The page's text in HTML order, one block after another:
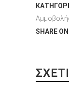
SHARE